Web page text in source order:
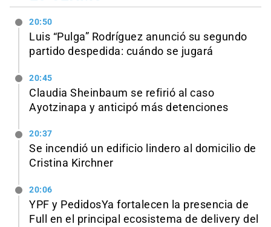
20:50
Luis “Pulga” Rodríguez anunció su segundo
partido despedida: cuándo se jugará
20:45
Claudia Sheinbaum se refirió al caso
Ayotzinapa y anticipó más detenciones
20:37
Se incendió un edificio lindero al domicilio de
Cristina Kirchner
20:06
YPF y PedidosYa fortalecen la presencia de
Full en el principal ecosistema de delivery del